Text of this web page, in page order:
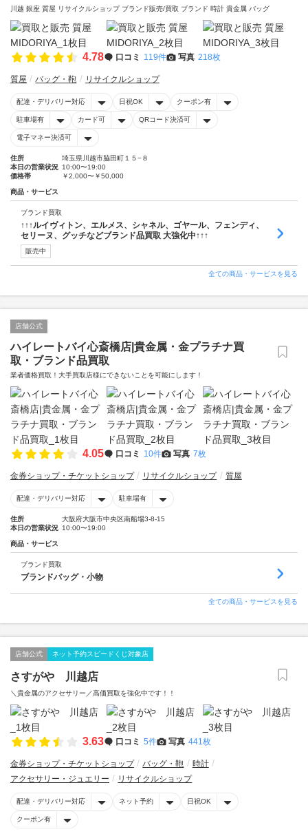
川越 銀座 質屋 リサイクルショップ ブランド販売/買取 ブランド 時計 貴金属 バッグ
4.78 口コミ 119件 写真 218枚
質屋 バッグ・鞄 リサイクルショップ
配達・デリバリー対応 日祝OK クーポン有
駐車場有 カード可 QRコード決済可
電子マネー決済可
住所
埼玉県川越市脇田町１５−８
本日の営業状況 10:00〜19:00
価格帯
￥2,000〜￥50,000
商品・サービス
ブランド買取
↑↑↑ルイヴィトン、エルメス、シャネル、ゴヤール、フェンディ、
セリーヌ、グッチなどブランド品買取 大強化中↑↑↑
販売中
全ての商品・サービスを見る
店舗公式
ハイレートバイ心斎橋店|貴金属・金プラチナ買
取・ブランド品買取
業者価格買取！大手買取店様にできないことを可能にします！
4.05 口コミ 10件 写真 7枚
金券ショップ・チケットショップ リサイクルショップ 質屋
配達・デリバリー対応 駐車場有
住所
大阪府大阪市中央区南船場3-8-15
本日の営業状況 10:00〜19:00
商品・サービス
ブランド買取
ブランドバッグ・小物
全ての商品・サービスを見る
店舗公式 ネット予約スピードくじ対象店
さすがや 川越店
＼貴金属のアクセサリー／高価買取を強化中です！！
3.63 口コミ 5件 写真 441枚
金券ショップ・チケットショップ バッグ・鞄
時計
アクセサリー・ジュエリー
リサイクルショップ
配達・デリバリー対応 ネット予約 日祝OK
クーポン有